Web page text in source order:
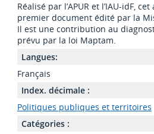
Réalisé par l’APUR et l’IAU-idF,
premier document édité par la
Il est une contribution au
prévu par la loi Maptam.
Langues:
Français
Index. décimale :
Politiques publiques et territoires
Catégories :